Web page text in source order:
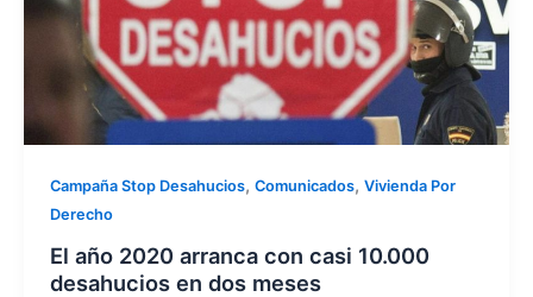
Campaña Stop Desahucios, Comunicados, Vivienda Por
Derecho
El año 2020 arranca con casi 10.000
desahucios en dos meses